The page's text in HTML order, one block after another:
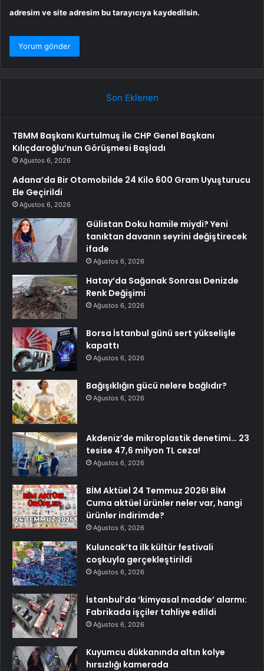
adresim ve site adresim bu tarayıcıya kaydedilsin.
Son Eklenen
TBMM Başkanı Kurtulmuş ile CHP Genel Başkanı
Kılıçdaroğlu’nun Görüşmesi Başladı
Ağustos 6, 2026
Adana’da Bir Otomobilde 24 Kilo 600 Gram Uyuşturucu
Ele Geçirildi
Ağustos 6, 2026
Gülistan Doku hamile miydi? Yeni
tanıktan davanın seyrini değiştirecek
ifade
Ağustos 6, 2026
Hatay’da Sağanak Sonrası Denizde
Renk Değişimi
Ağustos 6, 2026
Borsa İstanbul günü sert yükselişle
kapattı
Ağustos 6, 2026
Bağışıklığın gücü nelere bağlıdır?
Ağustos 6, 2026
Akdeniz’de mikroplastik denetimi… 23
tesise 47,6 milyon TL ceza!
Ağustos 6, 2026
BİM Aktüel 24 Temmuz 2026! BİM
Cuma aktüel ürünler neler var, hangi
ürünler indirimde?
Ağustos 6, 2026
Kuluncak’ta ilk kültür festivali
coşkuyla gerçekleştirildi
Ağustos 6, 2026
İstanbul’da ‘kimyasal madde’ alarmı:
Fabrikada işçiler tahliye edildi
Ağustos 6, 2026
Kuyumcu dükkanında altın kolye
hırsızlığı kamerada